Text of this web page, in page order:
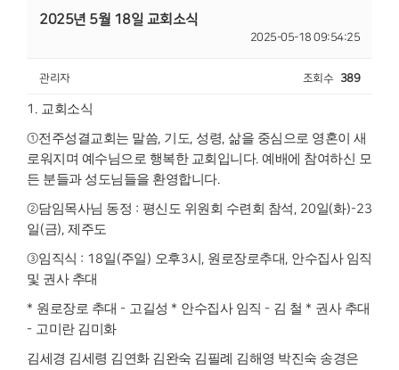
2025년 5월 18일 교회소식
2025-05-18 09:54:25
관리자 조회수 389
1. 교회소식
①전주성결교회는 말씀, 기도, 성령, 삶을 중심으로 영혼이 새
로워지며 예수님으 로 행복한 교회입니다. 예배에 참여하신 모
든 분들과 성도님들을 환영합니다.
②담임목사님 동정 : 평신도 위원회 수련회 참석, 20일(화)-23
일(금), 제주도
③임직식 : 18일(주일) 오후3시 , 원로장로추대, 안수집사 임직
및 권사 추대
* 원로장로 추대 - 고길성 * 안수집사 임직 - 김 철 * 권사 추대
- 고미란 김미화
김세경 김세령 김연화 김완숙 김필례 김해영 박진숙 송경은